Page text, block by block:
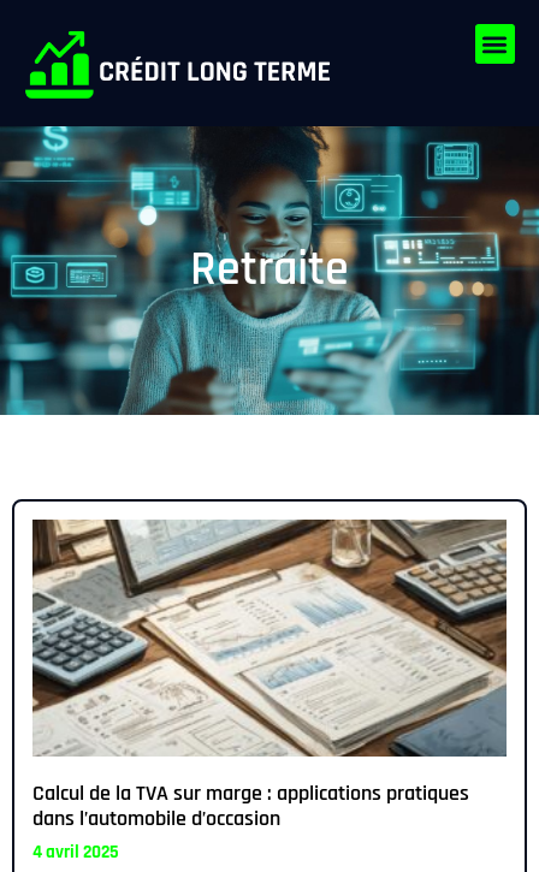
Retraite
Calcul de la TVA sur marge : applications pratiques
dans l’automobile d’occasion
4 avril 2025